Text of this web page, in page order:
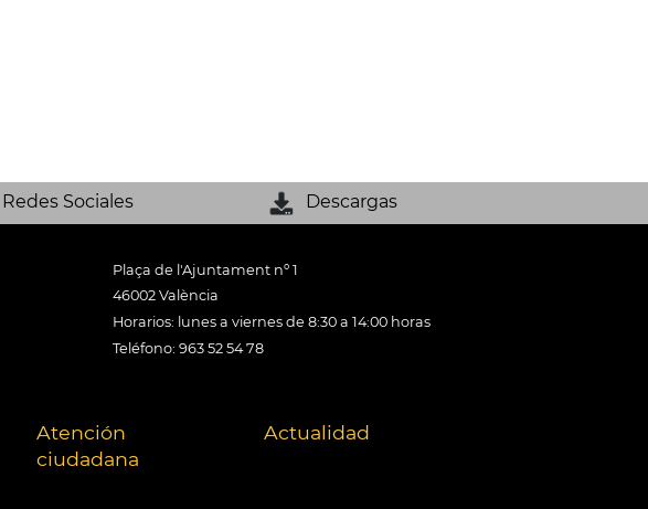
Redes Sociales Descargas
Plaça de l'Ajuntament nº 1
46002 València
Horarios: lunes a viernes de 8:30 a 14:00 horas
Teléfono: 963 52 54 78
Atención
ciudadana
Actualidad